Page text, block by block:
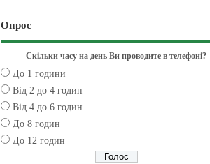
Опрос
Скільки часу на день Ви проводите в телефоні?
До 1 години
Від 2 до 4 годин
Від 4 до 6 годин
До 8 годин
До 12 годин